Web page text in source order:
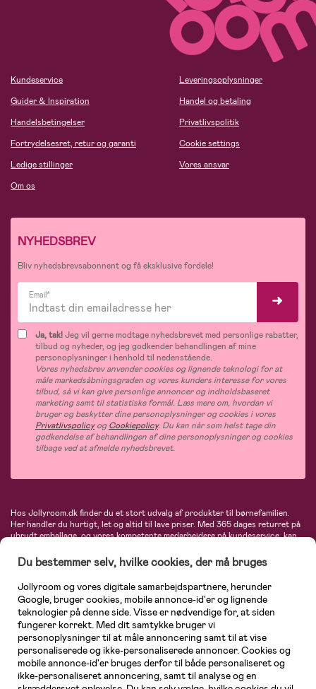
Kundeservice
Guider & Inspiration
Handelsbetingelser
Fortrydelsesret, retur og garanti
Ledige stillinger
Om os
Leveringsoplysninger
Handel og betaling
Privatlivspolitik
Cookie settings
Vores ansvar
NYHEDSBREV
Bliv nyhedsbrevsabonnent og få eksklusive fordele!
Email*
Ja, tak!Jeg vil gerne modtage nyhedsbrevet med personlige rabatter,
tilbud og nyheder, og jeg godkender behandlingen af mine
personoplysninger i henhold til nedenstående.
Vores nyhedsbrev anvender cookies og lignende teknologi for at
måle markedsåbningsgraden og vores kunders interesse for vores
tilbud, så vi kan give personlige annoncer og indholdsbaseret
marketing samt til statistiske formål. Læs mere om, hvordan vi
bruger og beskytter dine personoplysninger og cookies i vores
PrivatlivspolicyogCookiepolicy. Du kan når som helst tage din
godkendelse af behandlingen af dine personoplysninger og cookies
tilbage ved at afmelde nyhedsbrevet.
Hos Jollyroom.dk finder du et stort udvalg af produkter til børnefamilien.
Her handler du hurtigt, let og altid til lave priser. Med 365 dages returret på
ubrudt emballage, og vores kompetente medarbejdere på kundeservice, kan
barnevogne, autostole, børne- og babytøj, produkter til gravide og ammende
mødre, indretning og inspiration, legetøj, babyudstyr og meget mere. Vi
tilbyder produkter fra velkendte varemærker som Britax, Maxi-Cosi, Baby
Jogger, BabyBjörn, Didriksons, KidKraft, Ergobaby, Phillips Avent, Neonate,
Cybex, LEGO og mange flere. Kort sagt - et kæmpe sortiment venter på dig!
Du bestemmer selv, hvilke cookies, der må bruges
Jollyroom og vores digitale samarbejdspartnere, herunder
Google, bruger cookies, mobile annonce-id'er og lignende
teknologier på denne side. Visse er nødvendige for, at siden
fungerer korrekt. Med dit samtykke bruger vi
personoplysninger til at måle annoncering samt til at vise
personaliserede og ikke-personaliserede annoncer. Cookies og
mobile annonce-id'er bruges derfor til både personaliseret og
ikke-personaliseret annoncering, samt til analyse og en